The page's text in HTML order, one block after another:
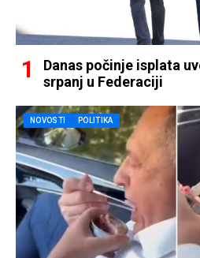
Danas počinje isplata
srpanj u Federaciji
NOVOSTI POLITIKA